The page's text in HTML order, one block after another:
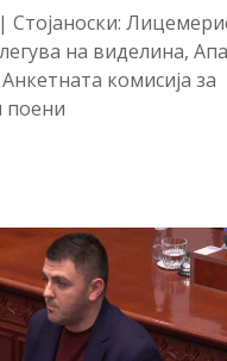
Стојаноски:
на виделина,
комисија за
поени